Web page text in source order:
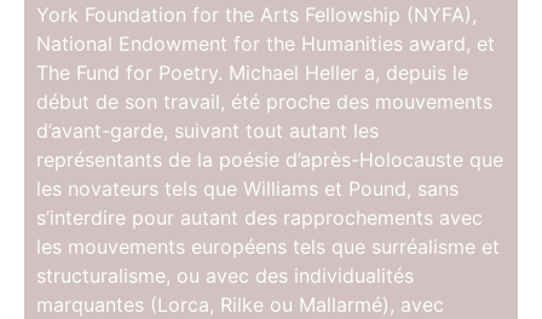
York Foundation for the Arts Fellowship (NYFA),
National Endowment for the Humanities award, et
The Fund for Poetry. Michael Heller a, depuis le
début de son travail, été proche des mouvements
d’avant-garde, suivant tout autant les
représentants de la poésie d’après-Holocauste que
les novateurs tels que Williams et Pound, sans
s’interdire pour autant des rapprochements avec
les mouvements européens tels que surréalisme et
structuralisme, ou avec des individualités
marquantes (Lorca, Rilke ou Mallarmé), avec